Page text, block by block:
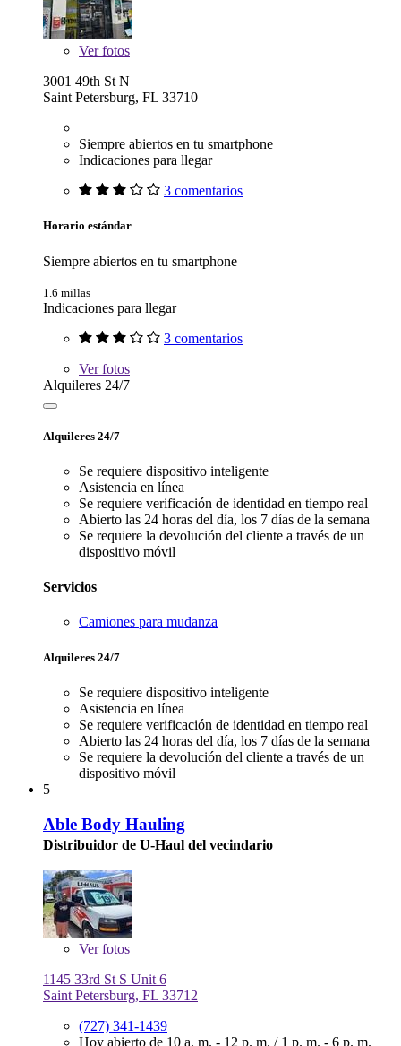
Verfotos
3001 49th St N
Saint Petersburg, FL 33710
Siempre abiertos en tu smartphone
Indicaciones para llegar
3 comentarios
Horario estándar
Siempre abiertos en tu smartphone
1.6 millas
Indicaciones para llegar
3 comentarios
Verfotos
Alquileres 24/7
Alquileres 24/7
Se requiere dispositivo inteligente
Asistencia en línea
Se requiere verificación de identidad en tiempo real
Abierto las 24 horas del día, los 7 días de la semana
Se requiere la devolución del cliente a través de un
dispositivo móvil
Servicios
Camiones para mudanza
Alquileres 24/7
Se requiere dispositivo inteligente
Asistencia en línea
Se requiere verificación de identidad en tiempo real
Abierto las 24 horas del día, los 7 días de la semana
Se requiere la devolución del cliente a través de un
dispositivo móvil
5
Able Body Hauling
Distribuidor de U-Haul del vecindario
Verfotos
1145 33rd St S Unit 6
Saint Petersburg, FL 33712
(727) 341-1439
Hoy abierto de 10 a. m. - 12 p. m. / 1 p. m. - 6 p. m.